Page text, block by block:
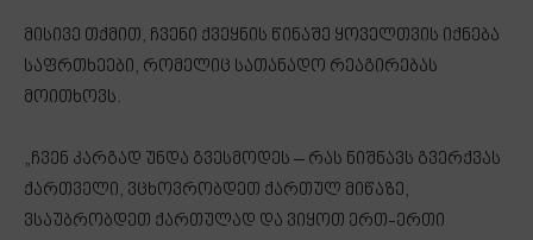
მისივე თქმით, ჩვენი ქვეყნის წინაშე ყოველთვის იქნება
საფრთხეები, რომელიც სათანადო რეაგირებას
მოითხოვს.
„ჩვენ კარგად უნდა გვესმოდეს – რას ნიშნავს გვერქვას
ქართველი, ვცხოვრობდეთ ქართულ მიწაზე,
ვსაუბრობდეთ ქართულად და ვიყოთ ერთ-ერთი